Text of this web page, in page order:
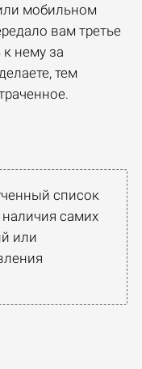
мобильном
вам третье
нему за
тем
список
самих
или